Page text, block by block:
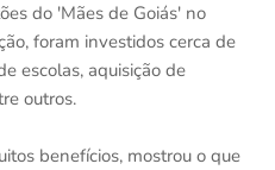
do 'Mães de Goiás' no
foram investidos cerca de
escolas, aquisição de
outros.
benefícios, mostrou o que